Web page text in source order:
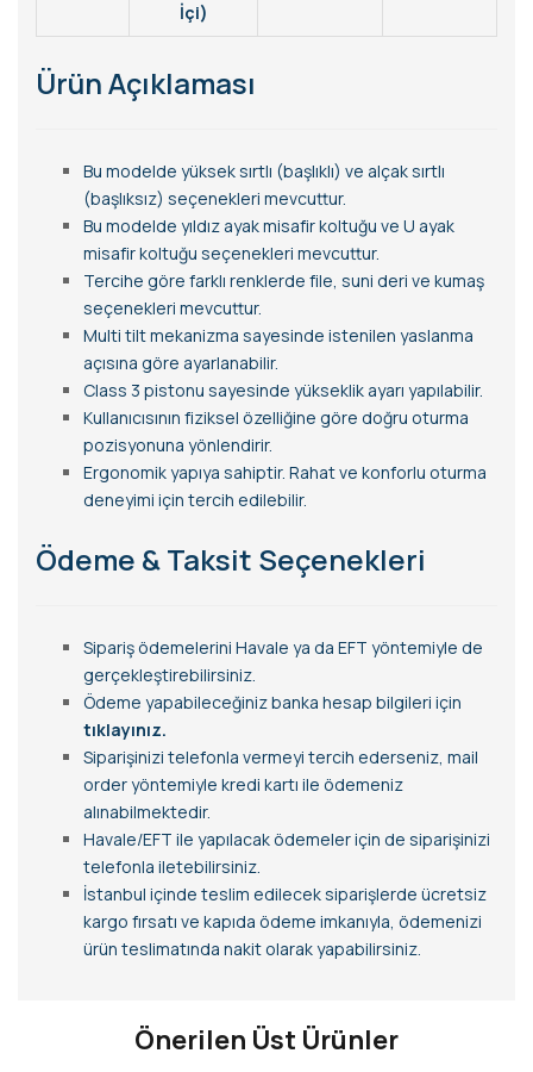
İçi)
Ürün Açıklaması
Bu modelde yüksek sırtlı (başlıklı) ve alçak sırtlı
(başlıksız) seçenekleri mevcuttur.
Bu modelde yıldız ayak misafir koltuğu ve U ayak
misafir koltuğu seçenekleri mevcuttur.
Tercihe göre farklı renklerde file, suni deri ve kumaş
seçenekleri mevcuttur.
Multi tilt mekanizma sayesinde istenilen yaslanma
açısına göre ayarlanabilir.
Class 3 pistonu sayesinde yükseklik ayarı yapılabilir.
Kullanıcısının fiziksel özelliğine göre doğru oturma
pozisyonuna yönlendirir.
Ergonomik yapıya sahiptir. Rahat ve konforlu oturma
deneyimi için tercih edilebilir.
Ödeme & Taksit Seçenekleri
Sipariş ödemelerini Havale ya da EFT yöntemiyle de
gerçekleştirebilirsiniz.
Ödeme yapabileceğiniz banka hesap bilgileri için
tıklayınız.
Siparişinizi telefonla vermeyi tercih ederseniz, mail
order yöntemiyle kredi kartı ile ödemeniz
alınabilmektedir.
Havale/EFT ile yapılacak ödemeler için de siparişinizi
telefonla iletebilirsiniz.
İstanbul içinde teslim edilecek siparişlerde ücretsiz
kargo fırsatı ve kapıda ödeme imkanıyla, ödemenizi
ürün teslimatında nakit olarak yapabilirsiniz.
Önerilen Üst Ürünler